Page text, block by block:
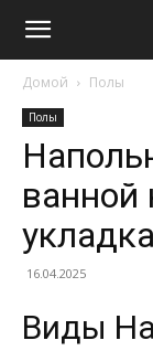
Домой Полы
Полы
укладка
16.04.2025
Виды